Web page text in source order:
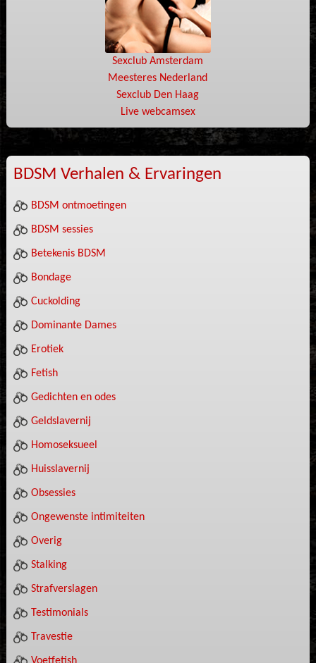
Sexclub Amsterdam
Meesteres Nederland
Sexclub Den Haag
Live webcamsex
BDSM Verhalen & Ervaringen
BDSM ontmoetingen
BDSM sessies
Betekenis BDSM
Bondage
Cuckolding
Dominante Dames
Erotiek
Fetish
Gedichten en odes
Geldslavernij
Homoseksueel
Huisslavernij
Obsessies
Ongewenste intimiteiten
Overig
Stalking
Strafverslagen
Testimonials
Travestie